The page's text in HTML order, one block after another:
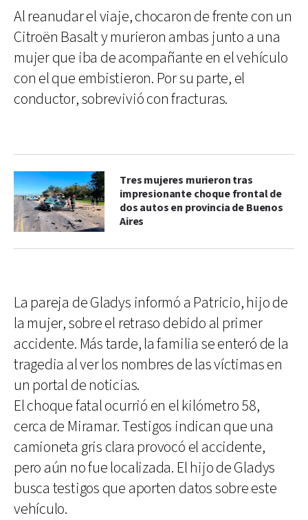
Al reanudar el viaje, chocaron de frente con un
Citroën Basalt y murieron ambas junto a una
mujer que iba de acompañante en el vehículo
con el que embistieron. Por su parte, el
conductor, sobrevivió con fracturas.
Tres mujeres murieron tras
impresionante choque frontal de
dos autos en provincia de Buenos
Aires
La pareja de Gladys informó a Patricio, hijo de
la mujer, sobre el retraso debido al primer
accidente. Más tarde, la familia se enteró de la
tragedia al ver los nombres de las víctimas en
un portal de noticias.
El choque fatal ocurrió en el kilómetro 58,
cerca de Miramar. Testigos indican que una
camioneta gris clara provocó el accidente,
pero aún no fue localizada. El hijo de Gladys
busca testigos que aporten datos sobre este
vehículo.